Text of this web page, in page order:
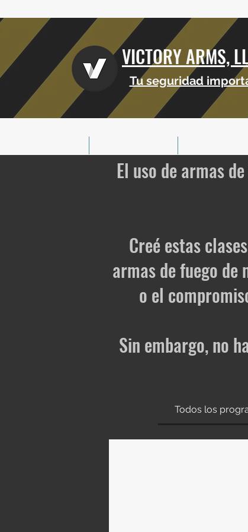
VICTORY ARMS,
Tu seguridad
El uso de armas
Creé estas
armas de fuego
o el
Sin embargo, no
Todos los